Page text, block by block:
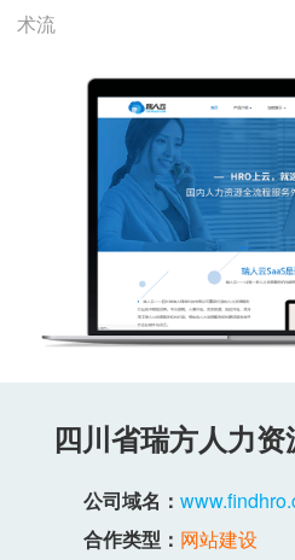
术流
四川省瑞方人力
公司域名：
合作类型： 网站建设